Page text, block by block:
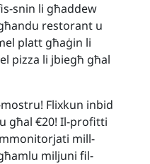
snin li għaddew
restorant u
platt għaġin li
pizza li jbiegħ għal
Flixkun inbid
għal €20! Il-profitti
mill-
miljuni fil-